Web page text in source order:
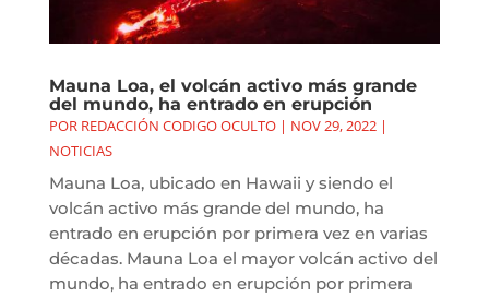
Mauna Loa, el volcán activo más grande
del mundo, ha entrado en erupción
POR REDACCIÓN CODIGO OCULTO| NOV 29, 2022|
NOTICIAS
Mauna Loa, ubicado en Hawaii y siendo el
volcán activo más grande del mundo, ha
entrado en erupción por primera vez en varias
décadas. Mauna Loa el mayor volcán activo del
mundo, ha entrado en erupción por primera